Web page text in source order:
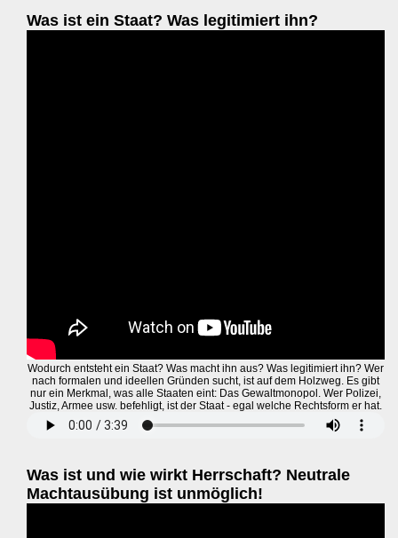
Was ist ein Staat? Was legitimiert ihn?
Wodurch entsteht ein Staat? Was macht ihn aus? Was legitimiert ihn? Wer
nach formalen und ideellen Gründen sucht, ist auf dem Holzweg. Es gibt
nur ein Merkmal, was alle Staaten eint: Das Gewaltmonopol. Wer Polizei,
Justiz, Armee usw. befehligt, ist der Staat - egal welche Rechtsform er hat.
Was ist und wie wirkt Herrschaft? Neutrale
Machtausübung ist unmöglich!